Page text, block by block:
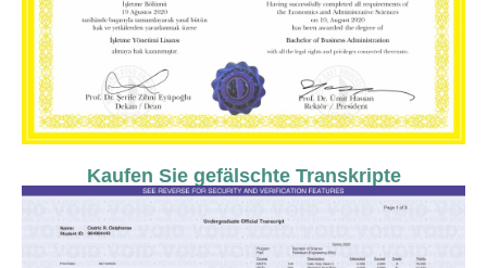
Kaufen Sie gefälschte Transkripte